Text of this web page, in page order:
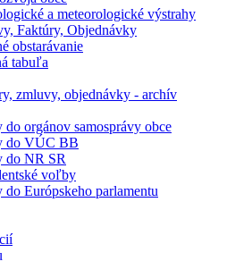
a meteorologické výstrahy
Faktúry, Objednávky
obstarávanie
tabuľa
zmluvy, objednávky - archív
orgánov samosprávy obce
do VÚC BB
do NR SR
voľby
Európskeho parlamentu